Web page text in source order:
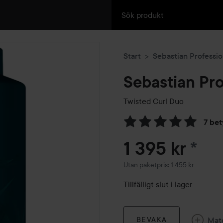
Start Sebastian
Sebastian
Twisted Curl Duo
7
Hoppa till Betyg &
1 395 kr *
Utan paketpris: 1 455 kr
Tillfälligt slut i lager
BEVAKA